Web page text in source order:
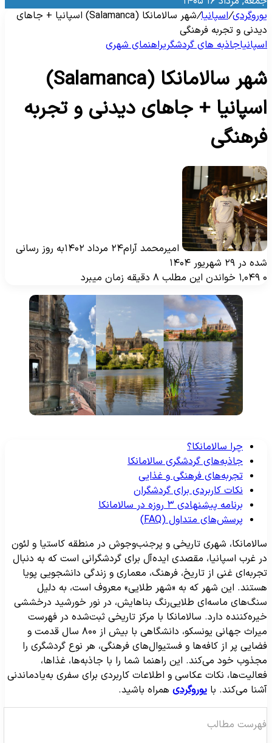
/اسپانیا/
شهر سالامانکا (Salamanca) اسپانیا + جاهای
و تجربه فرهنگی
جاذبه‌ های گردشگریراهنمای شهری
شهر سالامانکا (Salamanca)
+ جاهای دیدنی و تجربه
امیرمحمد آرام۲۴ مرداد ۱۴۰۲
به روز رسانی
در ۲۹ شهریور ۱۴۰۴
خواندن این مطلب ۸ دقیقه زمان میبرد
چرا سالامانکا؟
جاذبه‌های گردشگری سالامانکا
تجربه‌های فرهنگی و غذایی
نکات کاربردی برای گردشگران
برنامه پیشنهادی ۳ روزه در سالامانکا
پرسش‌های متداول (FAQ)
شهری تاریخی و پرجنب‌وجوش در منطقه کاستیا و لئون
غرب اسپانیا، مقصدی ایده‌آل برای گردشگرانی است که به دنبال
غنی از تاریخ، فرهنگ، معماری و زندگی دانشجویی پویا
این شهر که به «شهر طلایی» معروف است، به دلیل
ماسه‌ای طلایی‌رنگ بناهایش، در نور خورشید درخششی
دارد. سالامانکا با مرکز تاریخی ثبت‌شده در فهرست
میراث جهانی یونسکو، دانشگاهی با بیش از ۸۰۰ سال قدمت و
پر از کافه‌ها و فستیوال‌های فرهنگی، هر نوع گردشگری را
خود می‌کند. این راهنما شما را با جاذبه‌ها، غذاها،
نکات عکاسی و اطلاعات کاربردی برای سفری به‌یادماندنی
می‌کند. بایوروگردیهمراه باشید.
مطالب